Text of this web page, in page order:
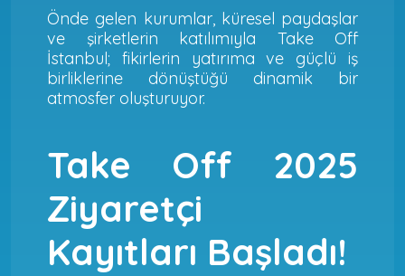
Önde gelen kurumlar, küresel paydaşlar
ve şirketlerin katılımıyla Take Off
İstanbul; fikirlerin yatırıma ve güçlü iş
birliklerine dönüştüğü dinamik bir
atmosfer oluşturuyor.
Take Off 2025
Ziyaretçi
Kayıtları Başladı!